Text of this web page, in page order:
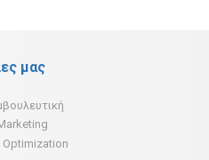
μας
Optimization